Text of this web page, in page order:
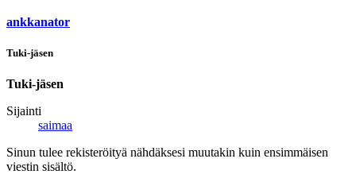
ankkanator
Tuki-jäsen
Tuki-jäsen
Sijainti
saimaa
Sinun tulee rekisteröityä nähdäksesi muutakin kuin ensimmäisen
viestin sisältö.